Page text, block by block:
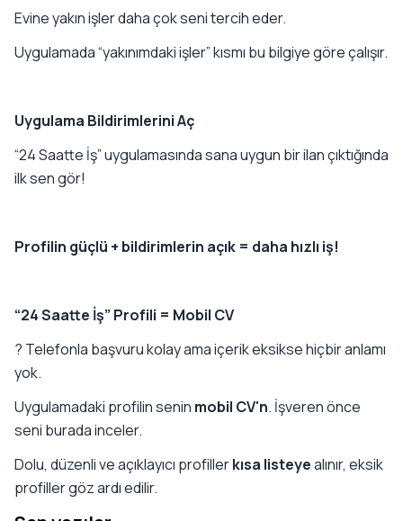
Evine yakın işler daha çok seni tercih eder.
Uygulamada “yakınımdaki işler” kısmı bu bilgiye göre çalışır.
Uygulama Bildirimlerini Aç
“24 Saatte İş” uygulamasında sana uygun bir ilan çıktığında
ilk sen gör!
Profilin güçlü + bildirimlerin açık = daha hızlı iş!
“24 Saatte İş” Profili = Mobil CV
? Telefonla başvuru kolay ama içerik eksikse hiçbir anlamı
yok.
Uygulamadaki profilin senin mobil CV'n. İşveren önce
seni burada inceler.
Dolu, düzenli ve açıklayıcı profillerkısa listeyealınır, eksik
profiller göz ardı edilir.